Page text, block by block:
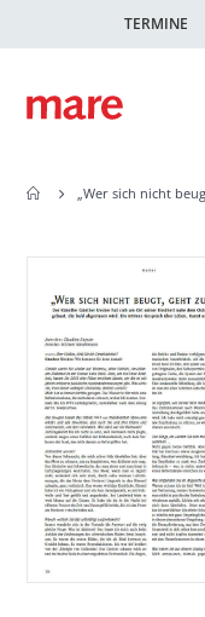
TERMINE
„Wer sich nicht
Ende
Bildgalerie
springen
Anfang
Bildgalerie
springen